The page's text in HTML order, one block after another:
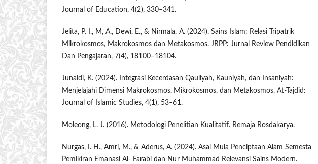
Journal of Education, 4(2), 330–341.
Jelita, P. I., M, A., Dewi, E., & Nirmala, A. (2024). Sains Islam: Relasi Tripatrik
Mikrokosmos, Makrokosmos dan Metakosmos. JRPP: Jurnal Review Pendidikan
Dan Pengajaran, 7(4), 18100–18104.
Junaidi, K. (2024). Integrasi Kecerdasan Qauliyah, Kauniyah, dan Insaniyah:
Menjelajahi Dimensi Makrokosmos, Mikrokosmos, dan Metakosmos. At-Tajdid:
Journal of Islamic Studies, 4(1), 53–61.
Moleong, L. J. (2016). Metodologi Penelitian Kualitatif. Remaja Rosdakarya.
Nurgas, I. H., Amri, M., & Aderus, A. (2024). Asal Mula Penciptaan Alam Semesta
Pemikiran Emanasi Al- Farabi dan Nur Muhammad Relevansi Sains Modern.